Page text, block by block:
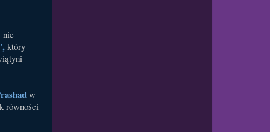
nie
który
w
równości